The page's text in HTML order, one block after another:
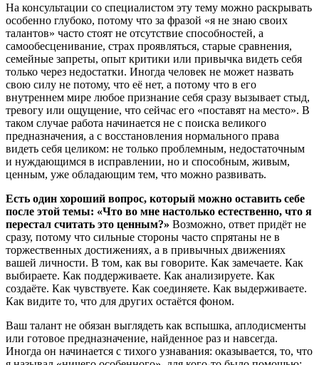
На консультации со специалистом эту тему можно раскрывать
особенно глубоко, потому что за фразой «я не знаю своих
талантов» часто стоят не отсутствие способностей, а
самообесценивание, страх проявляться, старые сравнения,
семейные запреты, опыт критики или привычка видеть себя
только через недостатки. Иногда человек не может назвать
свою силу не потому, что её нет, а потому что в его
внутреннем мире любое признание себя сразу вызывает стыд,
тревогу или ощущение, что сейчас его «поставят на место». В
таком случае работа начинается не с поиска великого
предназначения, а с восстановления нормального права
видеть себя целиком: не только проблемным, недостаточным
и нуждающимся в исправлении, но и способным, живым,
ценным, уже обладающим тем, что можно развивать.
Есть один хороший вопрос, который можно оставить себе
после этой темы: «Что во мне настолько естественно, что я
перестал считать это ценным?» Возможно, ответ придёт не
сразу, потому что сильные стороны часто спрятаны не в
торжественных достижениях, а в привычных движениях
вашей личности. В том, как вы говорите. Как замечаете. Как
выбираете. Как поддерживаете. Как анализируете. Как
создаёте. Как чувствуете. Как соединяете. Как выдерживаете.
Как видите то, что для других остаётся фоном.
Ваш талант не обязан выглядеть как вспышка, аплодисменты
или готовое предназначение, найденное раз и навсегда.
Иногда он начинается с тихого узнавания: оказывается, то, что